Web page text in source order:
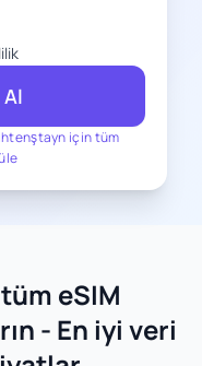
için tüm
eSIM
- En iyi veri